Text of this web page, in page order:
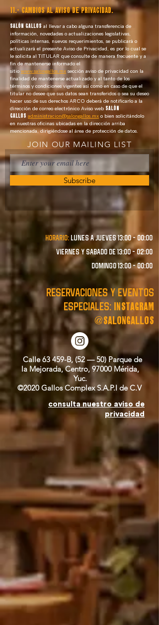
11.- CAMBIOS AL AVISO DE PRIVACIDAD.
SALÓN GALLOS al llevar a cabo alguna transferencia de
información, novedades o actualizaciones legislativas,
políticas internas, nuevos requerimientos, se publicará o
actualizará el presente Aviso de Privacidad, es por lo cual se
le solicita al TITULAR que consulte de manera frecuente y a
fin de mantenerse informado el
sitio www.salongallos.mx sección aviso de privacidad con la
finalidad de mantenerse actualizado y al tanto de los
términos y condiciones vigentes así como en caso de que el
titular no desee que sus datos sean transferidos o sea su deseo
hacer uso de sus derechos ARCO deberá de notificarlo a la
dirección de correo electrónico Aviso web SALÓN
GALLOS administracion@salongallos.mx o bien solicitándolo
en nuestras oficinas ubicadas en la dirección arriba
mencionada, dirigiéndose al área de protección de datos.
JOIN OUR MAILING LIST
Subscribe
Horario: lunes a JUEVES 13:00 - 00:00
VIERNES Y SABADO de 13:00 - 02:00
domingo 13:00 - 00:00
RESERVACIONES y EVENTOS
ESPECIALES: instagram
@salongallos
Calle 63 459-B, (52 — 50) Parque de
la Mejorada, Centro, 97000 Mérida,
Yuc.
©2020 Gallos Complex S.A.P.I de C.V
consulta nuestro aviso de
privacidad